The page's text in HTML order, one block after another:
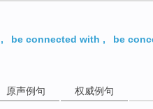
, be connected with ,
be
原声例句 权威例句